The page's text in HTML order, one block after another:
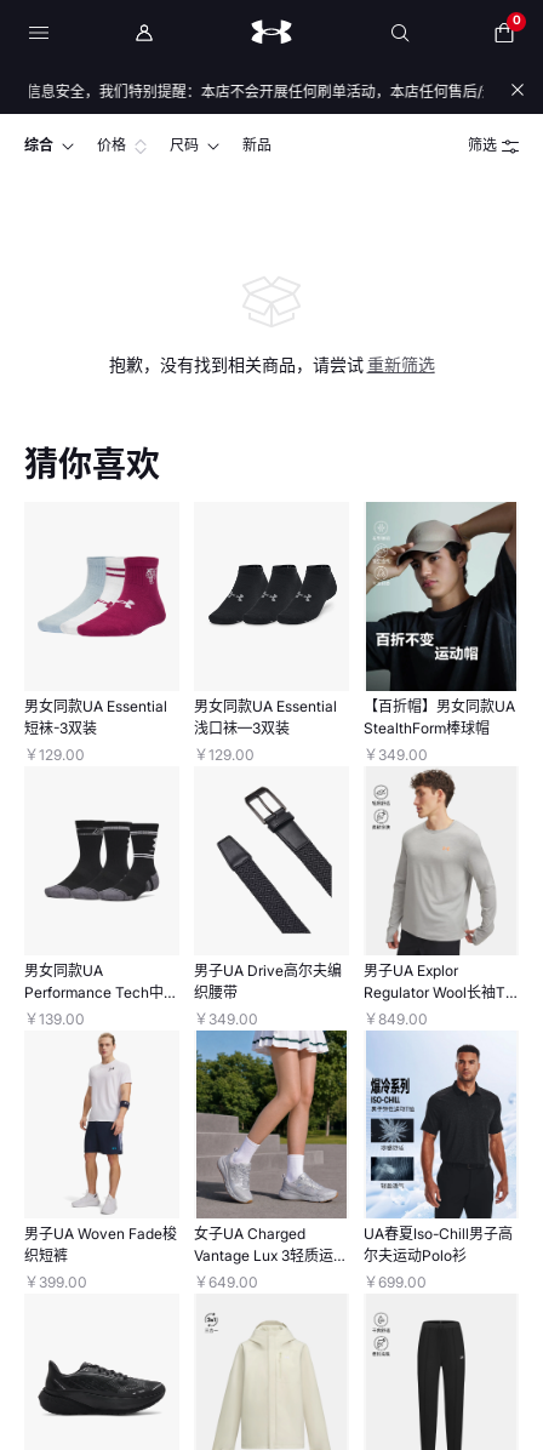
0
信息安全，我们特别提醒：本店不会开展任何刷单活动，本店任何售后/退款仅
综合 价格 尺码 新品 筛选
抱歉，没有找到相关商品，请尝试 重新筛选
猜你喜欢
男女同款UA Essential
短袜-3双装
￥129.00
男女同款UA Essential
浅口袜—3双装
￥129.00
【百折帽】男女同款UA
StealthForm棒球帽
￥349.00
男女同款UA
Performance Tech中缓
冲中筒袜—3双装
￥139.00
男子UA Drive高尔夫编
织腰带
￥349.00
男子UA Explor
Regulator Wool长袖T
恤
￥849.00
男子UA Woven Fade梭
织短裤
￥399.00
女子UA Charged
Vantage Lux 3轻质运动
休闲鞋
￥649.00
UA春夏Iso-Chill男子高
尔夫运动Polo衫
￥699.00